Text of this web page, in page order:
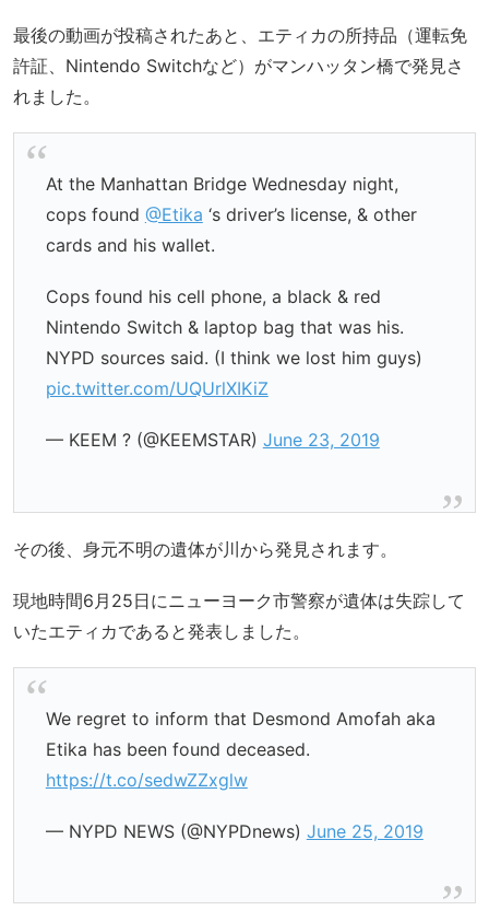
最後の動画が投稿されたあと、エティカの所持品（運転免
許証、Nintendo Switchなど）がマンハッタン橋で発見さ
れました。
At the Manhattan Bridge Wednesday night,
cops found @Etika ‘s driver’s license, & other
cards and his wallet.
Cops found his cell phone, a black & red
Nintendo Switch & laptop bag that was his.
NYPD sources said. (I think we lost him guys)
pic.twitter.com/UQUrlXIKiZ
— KEEM ? (@KEEMSTAR) June 23, 2019
その後、身元不明の遺体が川から発見されます。
現地時間6月25日にニューヨーク市警察が遺体は失踪して
いたエティカであると発表しました。
We regret to inform that Desmond Amofah aka
Etika has been found deceased.
https://t.co/sedwZZxglw
— NYPD NEWS (@NYPDnews) June 25, 2019